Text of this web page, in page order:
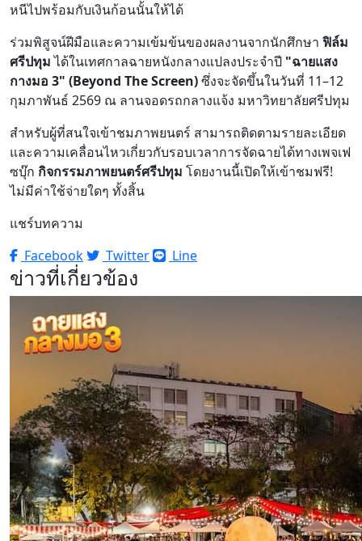
หนีไปพร้อมกับเงินก้อนนั้นให้ได้
ร่วมพิสูจน์ฝีมือและความเข้มข้นของผลงานจากนักศึกษา ฟิล์ม
ศรีปทุมได้ในเทศกาลฉายหนังกลางแปลงประจำปี "ฉายแสง
กางมอ 3" (Beyond The Screen)ซึ่งจะจัดขึ้นในวันที่ 11–12
กุมภาพันธ์ 2569 ณ ลานจอดรถกลางแจ้ง มหาวิทยาลัยศรีปทุม
สำหรับผู้ที่สนใจเข้าชมภาพยนตร์ สามารถติดตามรายละเอียด
และความเคลื่อนไหวเกี่ยวกับรอบเวลาการจัดฉายได้ทางเพจเฟ
ซบุ๊ก กิจกรรมภาพยนตร์ศรีปทุม โดยงานนี้เปิดให้เข้าชมฟรี!
ไม่มีค่าใช้จ่ายใดๆ ทั้งสิ้น
แชร์บทความ
Facebook
Twitter Line
ข่าวที่เกี่ยวข้อง